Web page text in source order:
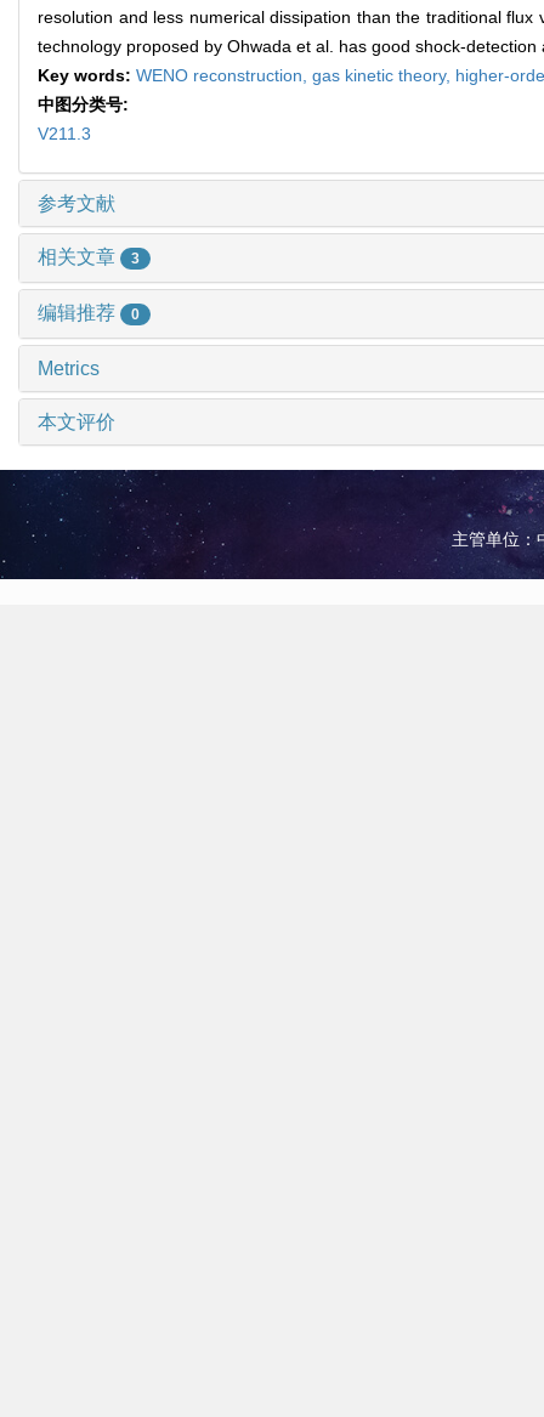
resolution and less numerical dissipation than the traditional
technology proposed by Ohwada et al. has good shock-
Key words: WENO reconstruction, gas kinetic theory, higher-
中图分类号:
V211.3
参考文献
相关文章 3
编辑推荐 0
Metrics
本文评价
主管单位：